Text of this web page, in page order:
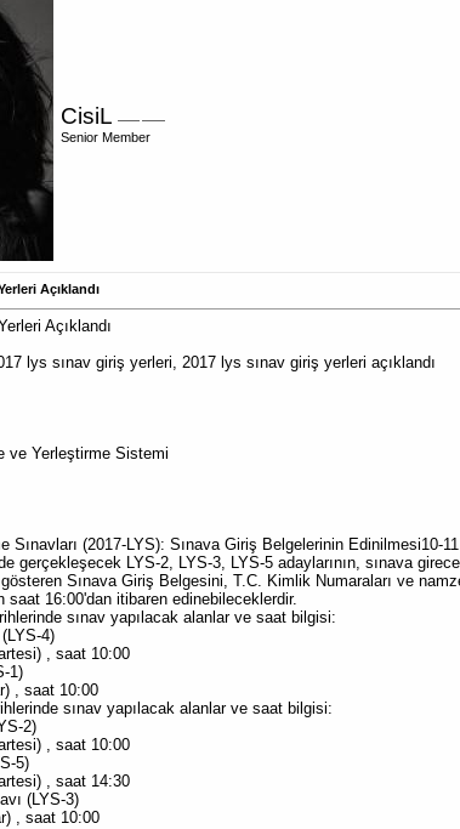
CisiL
Senior Member
Açıklandı
Açıklandı
lys sınav giriş yerleri, 2017 lys sınav giriş yerleri açıklandı
ve Yerleştirme Sistemi
Sınavları (2017-LYS): Sınava Giriş Belgelerinin
gerçekleşecek LYS-2, LYS-3, LYS-5 adaylarının, sınava
Sınava Giriş Belgesini, T.C. Kimlik Numaraları ve
saat 16:00'dan itibaren edinebileceklerdir.
sınav yapılacak alanlar ve saat bilgisi:
4)
, saat 10:00
1)
, saat 10:00
sınav yapılacak alanlar ve saat bilgisi:
2)
, saat 10:00
5)
, saat 14:30
(LYS-3)
, saat 10:00